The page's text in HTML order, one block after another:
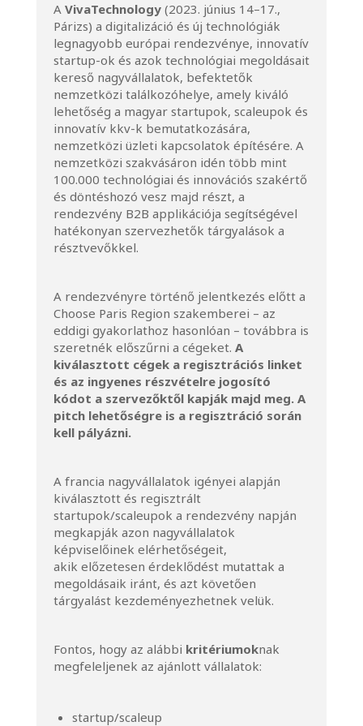
A VivaTechnology(2023. június 14–17.,
Párizs) a digitalizáció és új technológiák
legnagyobb európai rendezvénye, innovatív
startup-ok és azok technológiai megoldásait
kereső nagyvállalatok, befektetők
nemzetközi találkozóhelye, amely kiváló
lehetőség a magyar startupok, scaleupok és
innovatív kkv-k bemutatkozására,
nemzetközi üzleti kapcsolatok építésére. A
nemzetközi szakvásáron idén több mint
100.000 technológiai és innovációs szakértő
és döntéshozó vesz majd részt, a
rendezvény B2B applikációja segítségével
hatékonyan szervezhetők tárgyalások a
résztvevőkkel.
A rendezvényre történő jelentkezés előtt a
Choose Paris Region szakemberei – az
eddigi gyakorlathoz hasonlóan – továbbra is
szeretnék előszűrni a cégeket. A
kiválasztott cégek a regisztrációs linket
és az ingyenes részvételre jogosító
kódot a szervezőktől kapják majd meg. A
pitch lehetőségre is a regisztráció során
kell pályázni.
A francia nagyvállalatok igényei alapján
kiválasztott és regisztrált
startupok/scaleupok a rendezvény napján
megkapják azon nagyvállalatok
képviselőinek elérhetőségeit,
akik előzetesen érdeklődést mutattak a
megoldásaik iránt, és azt követően
tárgyalást kezdeményezhetnek velük.
Fontos, hogy az alábbi kritériumoknak
megfeleljenek az ajánlott vállalatok:
startup/scaleup